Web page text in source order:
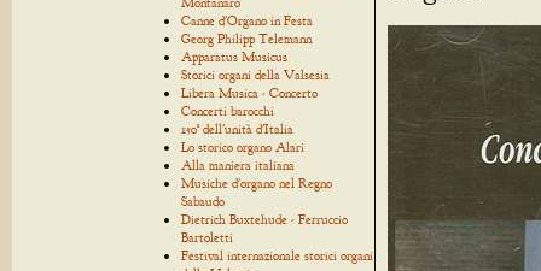
Canne d'Organo in Festa
Georg Philipp Telemann
Apparatus Musicus
Storici organi della Valsesia
Libera Musica - Concerto
Concerti barocchi
150° dell'unità d'Italia
Lo storico organo Alari
Alla maniera italiana
Musiche d'organo nel Regno
Sabaudo
Dietrich Buxtehude - Ferruccio
Bartoletti
Festival internazionale storici organi